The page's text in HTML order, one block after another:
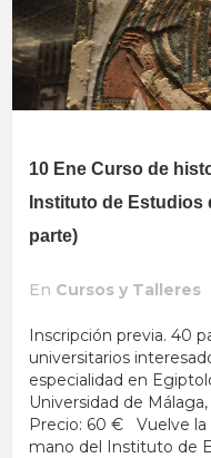
10 Ene Curso de
Instituto de
parte)
En Cursos y Talleres
Inscripción previa. 40
universitarios
especialidad en
Universidad de
Precio: 60 € Vuelve la
mano del Instituto de